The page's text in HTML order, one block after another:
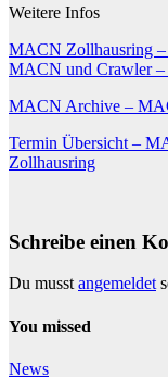
Weitere Infos
MACN Zollhausring
MACN und Crawler –
MACN Archive –
Termin Übersicht –
Zollhausring
Schreibe einen
Du musst angemeldet
You missed
News